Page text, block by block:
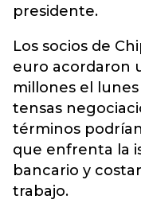
presidente.
Los socios de
euro acordaron
millones el
tensas
términos
que enfrenta la
bancario y
trabajo.